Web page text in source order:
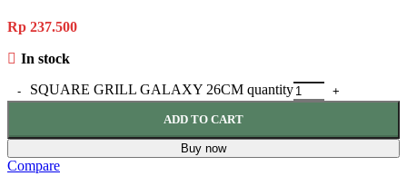
Rp 237.500
In stock
SQUARE GRILL GALAXY 26CM quantity
ADD TO CART
Buy now
Compare